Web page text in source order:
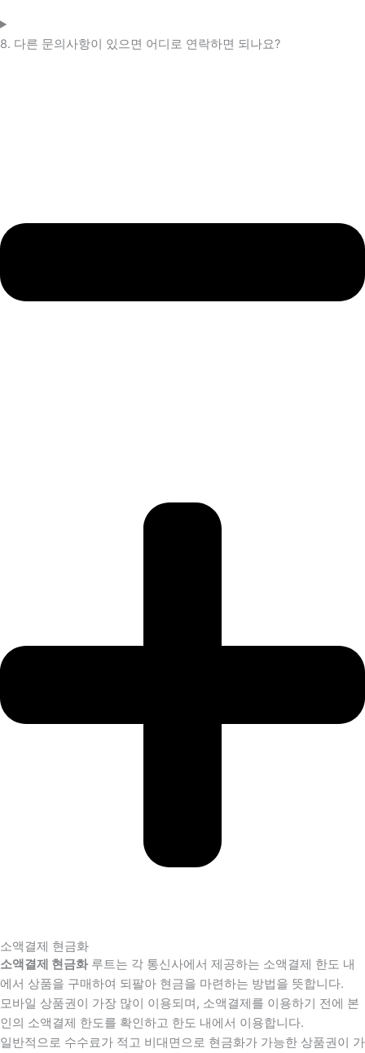
8. 다른 문의사항이 있으면 어디로 연락하면 되나요?
소액결제 현금화
소액결제 현금화루트는 각 통신사에서 제공하는 소액결제 한도 내
에서 상품을 구매하여 되팔아 현금을 마련하는 방법을 뜻합니다.
모바일 상품권이 가장 많이 이용되며, 소액결제를 이용하기 전에 본
인의 소액결제 한도를 확인하고 한도 내에서 이용합니다.
일반적으로 수수료가 적고 비대면으로 현금화가 가능한 상품권이 가